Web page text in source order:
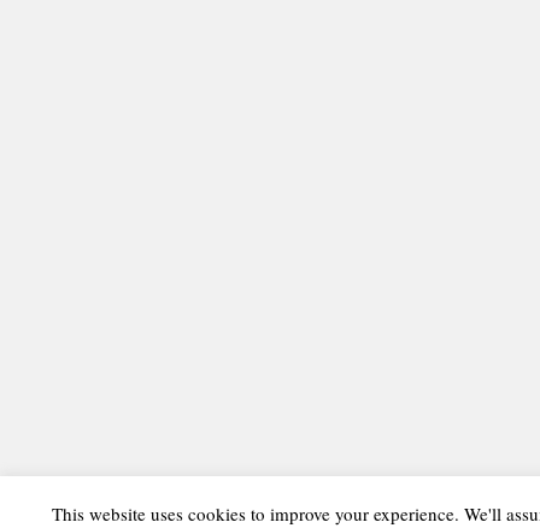
This website uses cookies to improve your experience. We'll